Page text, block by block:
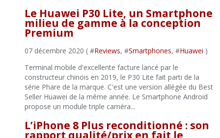
Le Huawei P30 Lite, un Smartphone
milieu de gamme à la conception
Premium
07 décembre 2020 ( #Reviews, #Smartphones, #Huawei )
Terminal mobile d'excellente facture lancé par le
constructeur chinois en 2019, le P30 Lite fait parti de la
série Phare de la marque. C'est une version allégée du Best
Seller Huawei de la même année. Le Smartphone Android
propose un module triple caméra...
L’iPhone 8 Plus reconditionné : son
rapport qualité/prix en fait le